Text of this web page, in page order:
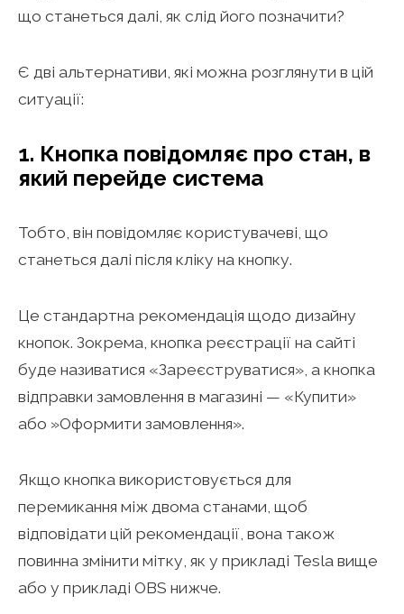
що станеться далі, як слід його позначити?
Є дві альтернативи, які можна розглянути в цій
ситуації:
1. Кнопка повідомляє про стан, в
який перейде система
Тобто, він повідомляє користувачеві, що
станеться далі після кліку на кнопку.
Це стандартна рекомендація щодо дизайну
кнопок. Зокрема, кнопка реєстрації на сайті
буде називатися «Зареєструватися», а кнопка
відправки замовлення в магазині — «Купити»
або »Оформити замовлення».
Якщо кнопка використовується для
перемикання між двома станами, щоб
відповідати цій рекомендації, вона також
повинна змінити мітку, як у прикладі Tesla вище
або у прикладі OBS нижче.